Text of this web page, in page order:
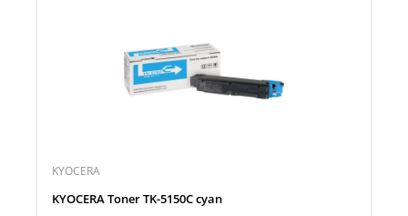
KYOCERA
KYOCERA Toner TK-5150C cyan